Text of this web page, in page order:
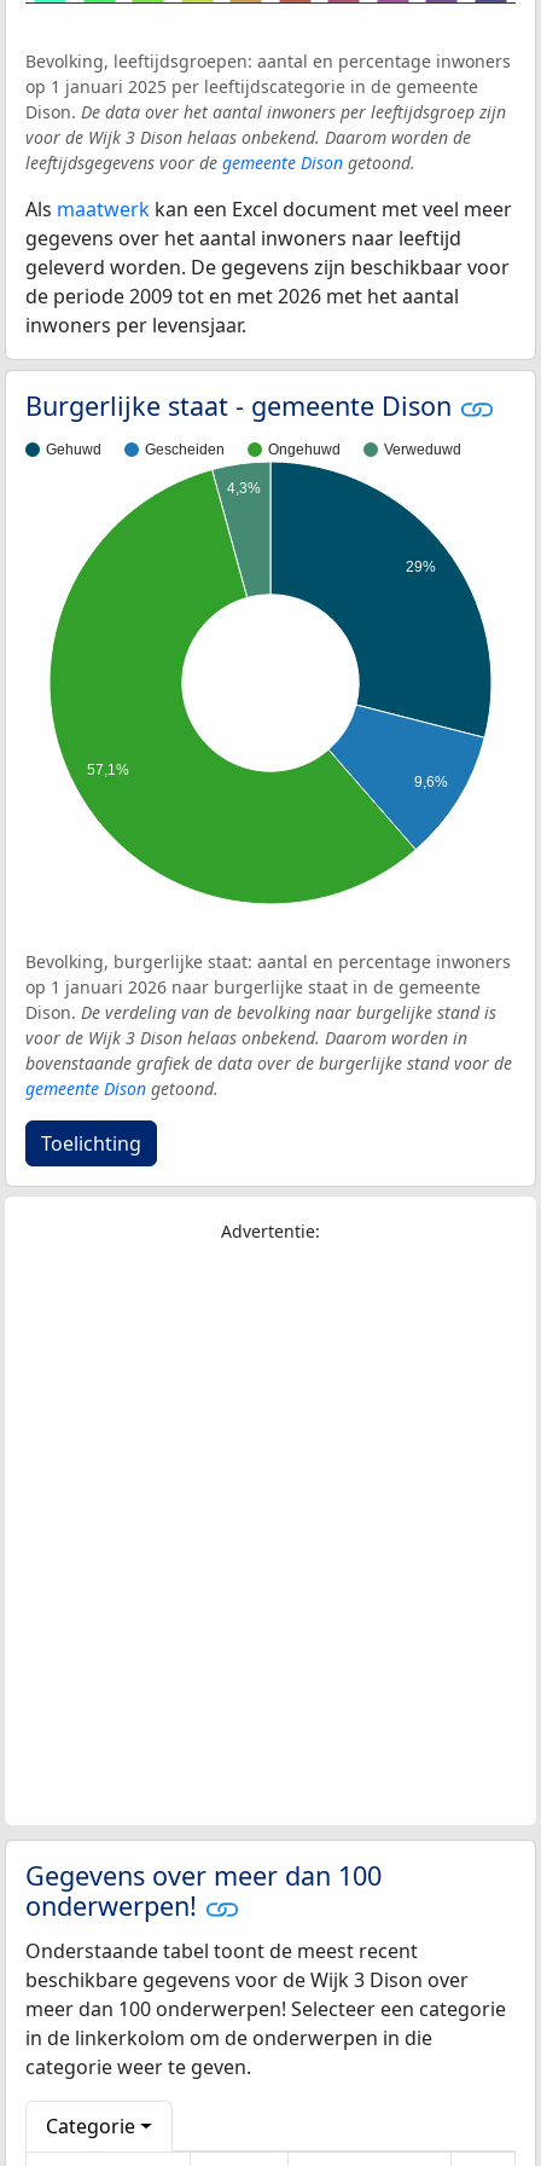
Bevolking, leeftijdsgroepen: aantal en percentage inwoners
op 1 januari 2025 per leeftijdscategorie in de gemeente
Dison. De data over het aantal inwoners per leeftijdsgroep zijn
voor de Wijk 3 Dison helaas onbekend. Daarom worden de
leeftijdsgegevens voor de gemeente Dison getoond.
Als maatwerk kan een Excel document met veel meer
gegevens over het aantal inwoners naar leeftijd
geleverd worden. De gegevens zijn beschikbaar voor
de periode 2009 tot en met 2026 met het aantal
inwoners per levensjaar.
Burgerlijke staat - gemeente Dison
Gehuwd Gescheiden Ongehuwd Verweduwd
29%
9,6%
4,3%
57,1%
Bevolking, burgerlijke staat: aantal en percentage inwoners
op 1 januari 2026 naar burgerlijke staat in de gemeente
Dison. De verdeling van de bevolking naar burgelijke stand is
voor de Wijk 3 Dison helaas onbekend. Daarom worden in
bovenstaande grafiek de data over de burgerlijke stand voor de
gemeente Dison getoond.
Toelichting
Advertentie:
Gegevens over meer dan 100
onderwerpen!
Onderstaande tabel toont de meest recent
beschikbare gegevens voor de Wijk 3 Dison over
meer dan 100 onderwerpen! Selecteer een categorie
in de linkerkolom om de onderwerpen in die
categorie weer te geven.
Categorie